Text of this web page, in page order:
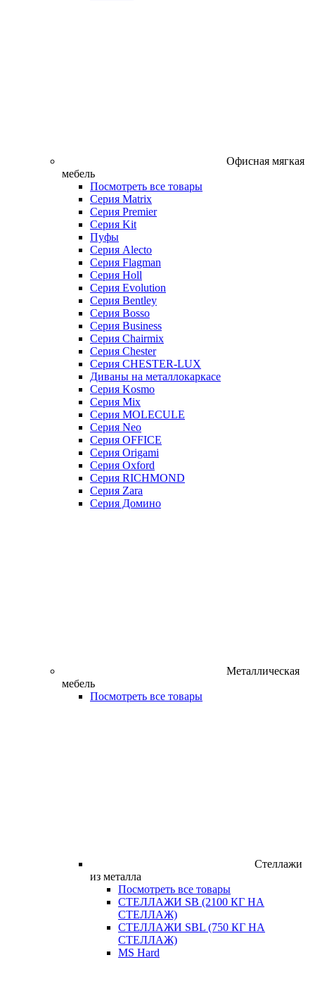
Офисная мягкая
мебель
Посмотреть все товары
Серия Matrix
Серия Premier
Серия Kit
Пуфы
Серия Alecto
Серия Flagman
Серия Holl
Серия Evolution
Серия Bentley
Серия Bosso
Серия Business
Серия Chairmix
Серия Chester
Серия CHESTER-LUX
Диваны на металлокаркасе
Серия Kosmo
Серия Mix
Серия MOLECULE
Серия Neo
Серия OFFICE
Серия Origami
Серия Oxford
Серия RICHMOND
Серия Zara
Серия Домино
Металлическая
мебель
Посмотреть все товары
Стеллажи
из металла
Посмотреть все товары
СТЕЛЛАЖИ SB (2100 КГ НА
СТЕЛЛАЖ)
СТЕЛЛАЖИ SBL (750 КГ НА
СТЕЛЛАЖ)
MS Hard